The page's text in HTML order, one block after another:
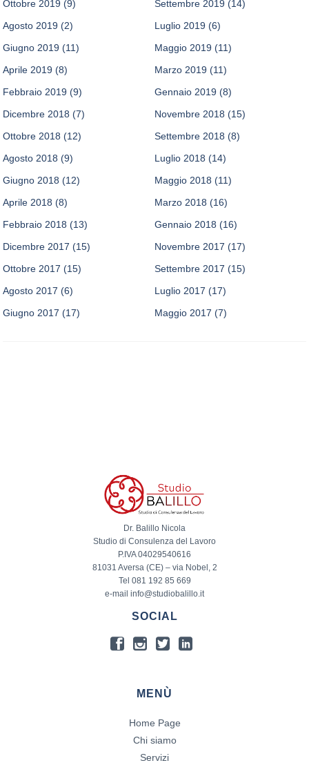
Ottobre 2019 (9) Settembre 2019 (14)
Agosto 2019 (2) Luglio 2019 (6)
Giugno 2019 (11) Maggio 2019 (11)
Aprile 2019 (8) Marzo 2019 (11)
Febbraio 2019 (9) Gennaio 2019 (8)
Dicembre 2018 (7) Novembre 2018 (15)
Ottobre 2018 (12) Settembre 2018 (8)
Agosto 2018 (9) Luglio 2018 (14)
Giugno 2018 (12) Maggio 2018 (11)
Aprile 2018 (8) Marzo 2018 (16)
Febbraio 2018 (13) Gennaio 2018 (16)
Dicembre 2017 (15) Novembre 2017 (17)
Ottobre 2017 (15) Settembre 2017 (15)
Agosto 2017 (6) Luglio 2017 (17)
Giugno 2017 (17) Maggio 2017 (7)
Dr. Balillo Nicola
Studio di Consulenza del Lavoro
P.IVA 04029540616
81031 Aversa (CE) – via Nobel, 2
Tel 081 192 85 669
e-mail info@studiobalillo.it
SOCIAL
MENÙ
Home Page
Chi siamo
Servizi